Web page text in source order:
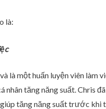
là:
là một huấn luyện viên làm
nhân tăng năng suất. Chris
tăng năng suất trước khi